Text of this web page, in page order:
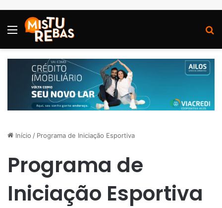
Menu
Início / Programa de Iniciação Esportiva
Programa de
Iniciação Esportiva